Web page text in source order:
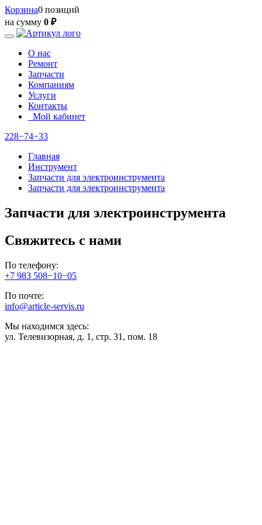
Корзина0 позиций
на сумму 0 ₽
О нас
Ремонт
Запчасти
Компаниям
Услуги
Контакты
Мой кабинет
228−74−33
Главная
Инструмент
Запчасти для электроинструмента
Запчасти для электроинструмента
Запчасти для электроинструмента
Свяжитесь с нами
По телефону:
+7 983 508−10−05
По почте:
info@article-servis.ru
Мы находимся здесь:
ул. Телевизорная, д. 1, стр. 31, пом. 18